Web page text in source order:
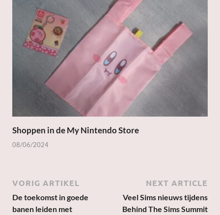
Shoppen in de My Nintendo Store
08/06/2024
VORIG ARTIKEL
De toekomst in goede
banen leiden met
NEXT ARTICLE
Veel Sims nieuws tijdens
Behind The Sims Summit